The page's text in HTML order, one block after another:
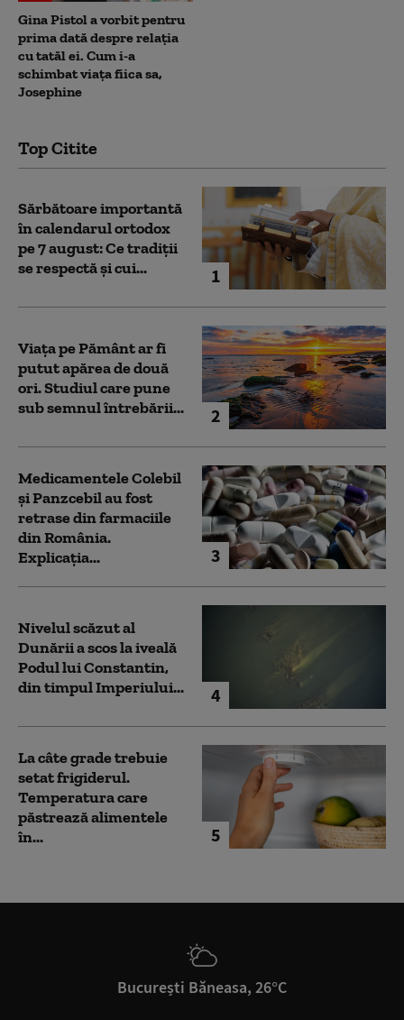
Gina Pistol a vorbit pentru
prima dată despre relația
cu tatăl ei. Cum i-a
schimbat viața fiica sa,
Josephine
Top Citite
1
Sărbătoare importantă
în calendarul ortodox
pe 7 august: Ce tradiții
se respectă și cui...
2
Viața pe Pământ ar fi
putut apărea de două
ori. Studiul care pune
sub semnul întrebării...
3
Medicamentele Colebil
și Panzcebil au fost
retrase din farmaciile
din România.
Explicația...
4
Nivelul scăzut al
Dunării a scos la iveală
Podul lui Constantin,
din timpul Imperiului...
5
La câte grade trebuie
setat frigiderul.
Temperatura care
păstrează alimentele
în...
București Băneasa, 26°C